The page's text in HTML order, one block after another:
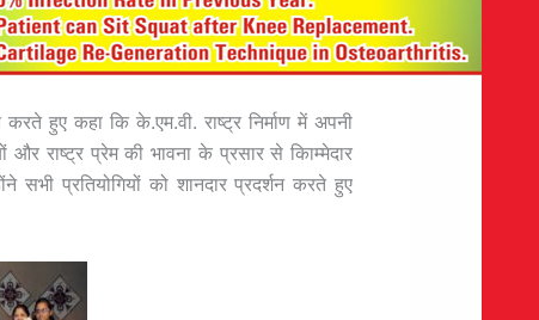
करते हुए कहा कि के.एम.वी. राष्ट्र निर्माण में अपनी
राष्ट्र प्रेम की भावना के प्रसार से किाम्मेदार
सभी प्रतियोगियों को शानदार प्रदर्शन करते हुए